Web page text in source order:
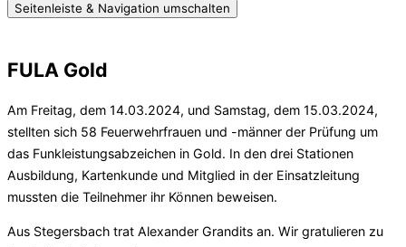
Seitenleiste & Navigation umschalten
FULA Gold
Am Freitag, dem 14.03.2024, und Samstag, dem 15.03.2024,
stellten sich 58 Feuerwehrfrauen und -männer der Prüfung um
das Funkleistungsabzeichen in Gold. In den drei Stationen
Ausbildung, Kartenkunde und Mitglied in der Einsatzleitung
mussten die Teilnehmer ihr Können beweisen.
Aus Stegersbach trat Alexander Grandits an. Wir gratulieren zu